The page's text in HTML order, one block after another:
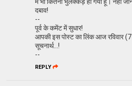
दबाव!
--
पूर्व के कमेंट में सुधार!
आपकी इस पोस्ट का लिंक आज रविवार
सूचनार्थ...!
--
REPLY